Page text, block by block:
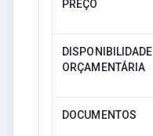
PREÇO
DISPONIBILIDADE
ORÇAMENTÁRIA
DOCUMENTOS